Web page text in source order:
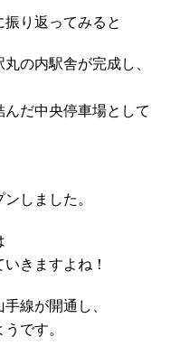
り返ってみると
の内駅舎が完成し、
だ中央停車場として
しました。
きますよね！
線が開通し、
です。